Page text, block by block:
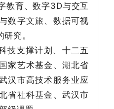
教育、数字3D与交互
数字文旅、数据可视
究。
技支撑计划、十二五
家艺术基金、湖北省
汉市高技术服务业应
省社科基金、武汉市